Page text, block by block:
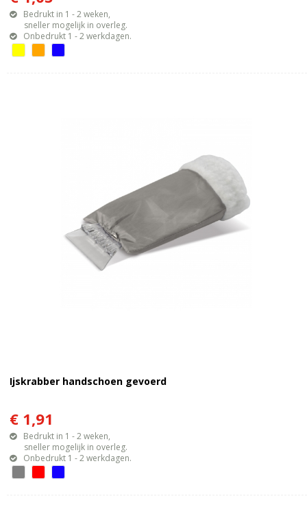
Bedrukt in 1 - 2 weken,
sneller mogelijk in overleg.
Onbedrukt 1 - 2 werkdagen.
Ijskrabber handschoen gevoerd
€ 1,91
Bedrukt in 1 - 2 weken,
sneller mogelijk in overleg.
Onbedrukt 1 - 2 werkdagen.